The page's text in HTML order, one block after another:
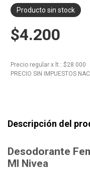
Producto sin stock
$4.200
Precio regular x lt. : $28.000
PRECIO SIN IMPUESTOS
Descripción del
Desodorante
Ml Nivea
8.
Fideos
9
Chocolate
10